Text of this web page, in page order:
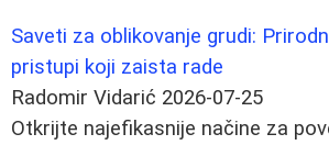
Saveti za oblikovanje grudi:
pristupi koji zaista rade
Radomir Vidarić 2026-07-25
Otkrijte najefikasnije načine za